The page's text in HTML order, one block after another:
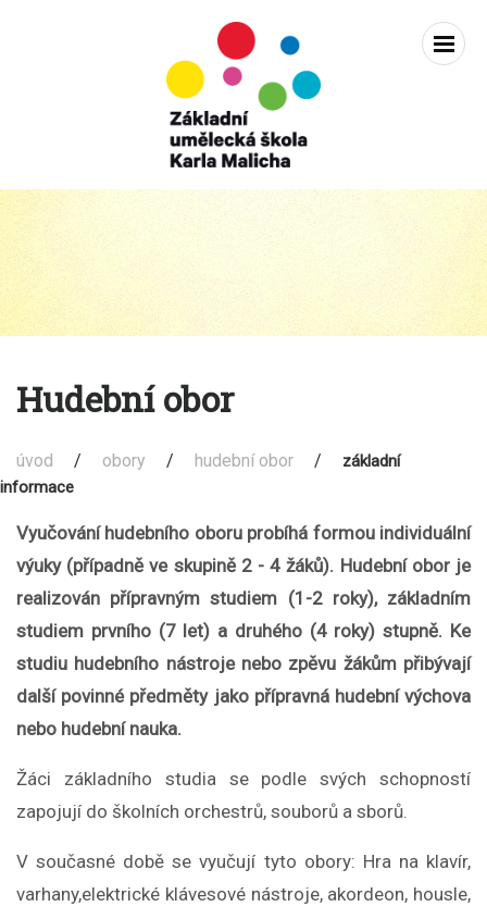
Základní
škola
Holice
Hudební obor
úvod / obory / hudební obor /
základní
informace
Vyučování hudebního oboru probíhá formou individuální
výuky (případně ve skupině 2 - 4 žáků). Hudební obor je
realizován přípravným studiem (1-2 roky), základním
studiem prvního (7 let) a druhého (4 roky) stupně. Ke
studiu hudebního nástroje nebo zpěvu žákům přibývají
další povinné předměty jako přípravná hudební výchova
nebo hudební nauka.
Žáci základního studia se podle svých schopností
zapojují do školních orchestrů, souborů a sborů.
V současné době se vyučují tyto obory: Hra na klavír,
varhany,elektrické klávesové nástroje, akordeon, housle,